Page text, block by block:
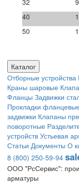
32
40
50
Каталог
Отборные устройства
Краны шаровые
Фланцы Задвижки
Прокладки
задвижки Клапаны
поворотные
устройств Устьевая
Статьи Документы О
8 (800) 250-59-94
ООО "РсСервис":
арматуры